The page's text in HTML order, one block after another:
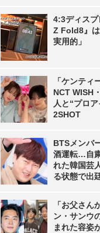
4:3ディス
Z Fold8』
実用的」
「ケンティ
NCT WISH
人と“プロ
2SHOT
BTSメンバ
酒運転…自
れた韓国芸
る状態で出
「お父さん
ン・サンウ
まれた容姿